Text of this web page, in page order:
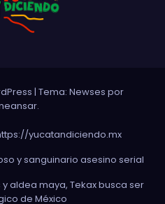
| Tema: Newses por
.
yucatandiciendo.mx
y sanguinario asesino serial
aldea maya, Tekax busca ser
de México